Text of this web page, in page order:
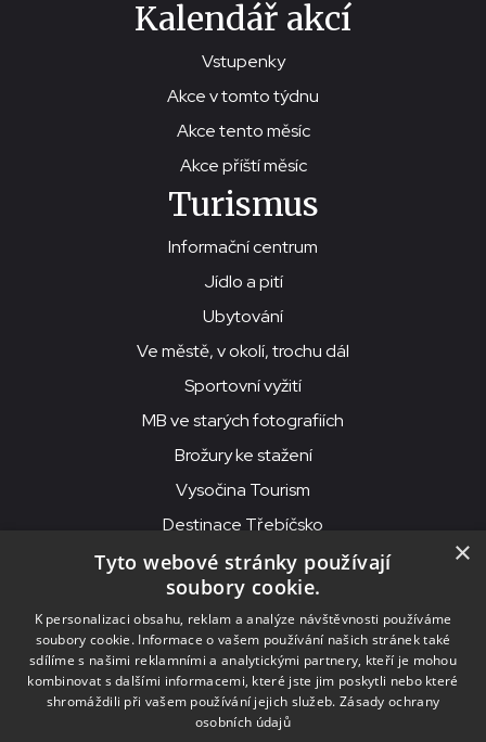
Kalendář akcí
Vstupenky
Akce v tomto týdnu
Akce tento měsíc
Akce příští měsíc
Turismus
Informační centrum
Jídlo a pití
Ubytování
Ve městě, v okolí, trochu dál
Sportovní vyžití
MB ve starých fotografiích
Brožury ke stažení
Vysočina Tourism
Destinace Třebíčsko
© 2026MKS Beseda Mor. Budějovice
MKS Beseda, příspěvková organizace, Purcnerova 62, 676 02
Moravské Budějovice
IČO: 00091758, DIČ: CZ00091758, ID datové schránky: chjn2kd
×
Tyto webové stránky používají
soubory cookie.
K personalizaci obsahu, reklam a analýze návštěvnosti používáme
soubory cookie. Informace o vašem používání našich stránek také
sdílíme s našimi reklamními a analytickými partnery, kteří je mohou
kombinovat s dalšími informacemi, které jste jim poskytli nebo které
shromáždili při vašem používání jejich služeb. Zásady ochrany
osobních údajů